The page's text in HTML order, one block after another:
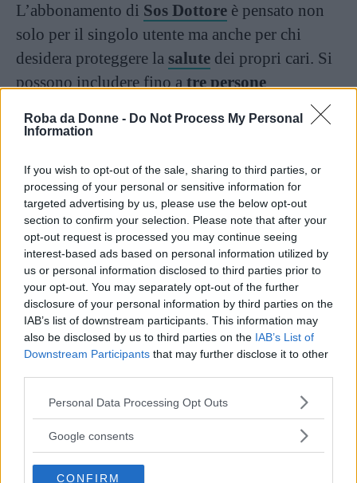
Roba da Donne - Do Not Process My Personal
Information
If you wish to opt-out of the sale, sharing to third parties, or
processing of your personal or sensitive information for
targeted advertising by us, please use the below opt-out
section to confirm your selection. Please note that after your
opt-out request is processed you may continue seeing
interest-based ads based on personal information utilized by
us or personal information disclosed to third parties prior to
your opt-out. You may separately opt-out of the further
disclosure of your personal information by third parties on the
IAB’s list of downstream participants. This information may
also be disclosed by us to third parties on the IAB’s List of
Downstream Participants that may further disclose it to other
Please note that this website/app uses one or more Google
not limited to your visit or usage behaviour. You may click to
use your data for below specified purposes in below Google
Personal Data Processing Opt Outs
Google consents
CONFIRM
L’abbonamento di Sos Dottore è pensato non
solo per il singolo utente ma anche per chi
desidera proteggere la salute dei propri cari. Si
possono includere fino atre persone
piano.
Continua a leggere dopo la pubblicità
Le formule disponibili sono due:
Mensile(con vincolo 6 mesi)
alprezzo lancio di 4,90 euro(invece di 6,90
euro);
Semestrale (più conveniente)con risparmio
del 15% sul prezzo mensile
in unica soluzionea 24,90 euro